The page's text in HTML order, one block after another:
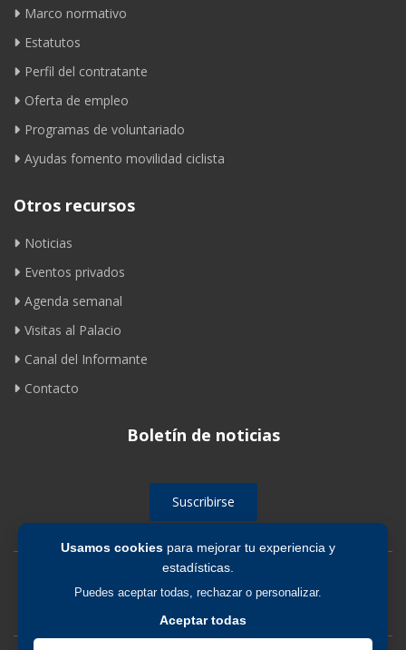
Usamos cookiespara mejorar tu experiencia y
estadísticas.
Puedes aceptar todas, rechazar o personalizar.
Aceptar todas
Marco normativo
Estatutos
Perfil del contratante
Oferta de empleo
Programas de voluntariado
Ayudas fomento movilidad ciclista
Otros recursos
Noticias
Eventos privados
Agenda semanal
Visitas al Palacio
Canal del Informante
Contacto
Boletín de noticias
Suscribirse
Política de privacidad